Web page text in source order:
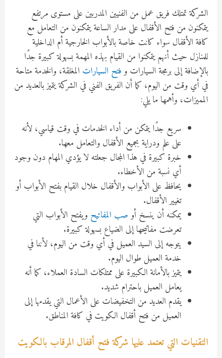
الشركة تمتلك فريق عمل من الفنيين المدربين على مستوى مرتفع
يتمكنون من فتح الأقفال على مدار الساعة يتمكنون من التعامل مع
كافة الأقفال سواء كانت خاصة بالأبواب الخارجية أم الداخلية
للمنازل حيث أنهم يتمكنوا من القيام بهذه المهمة بسهولة كبيرة جدًا
بالإضافة إلى برمجة السيارات وفتح السيارات المغلقة، والخدمة متاحة
في أي وقت من اليوم، كما أن الفريق الفني في الشركة يتميز بالعديد من
المميزات، وأهمها ما يلي:
سريع جدًا يتمكن من أداء الخدمات في وقت قياسي، لأنه
على علم ودراية بجميع الأقفال والتعامل معها.
خبرة كبيرة في هذا المجال جعلته لا يؤدي المهام دون وجود
أي نسبة من الأخطاء.
يحافظ على الأبواب والأقفال خلال القيام بفتح الأبواب أو
تغيير الأقفال.
يمكنه أن ينسخ أوصب المفاتيح ويفتح الأبواب التي
تعرضت مفاتيحها إلى الضياع بسهولة كبيرة.
يتوجه إلى السيد العميل في أي وقت من اليوم، لأننا في
خدمة العميل طوال اليوم.
يتميز بالأمانة الكبيرة على ممتلكات السادة العملاء، كما أنه
يعامل العميل باحترام شديد.
يقدم العديد من التخفيضات على الأعمال التي يقدمها إلى
العميل من فتح أقفال الكويت في كافة المناطق.
التقنيات التي تعتمد عليها شركة فتح أقفال المرقاب بالكويت